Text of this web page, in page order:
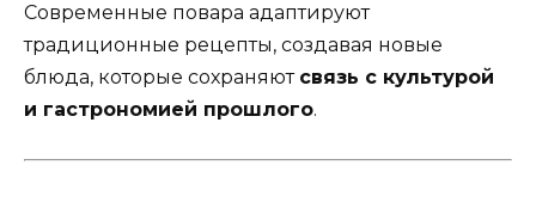
Современные повара адаптируют
традиционные рецепты, создавая новые
блюда, которые сохраняют связь с культурой
и гастрономией прошлого.